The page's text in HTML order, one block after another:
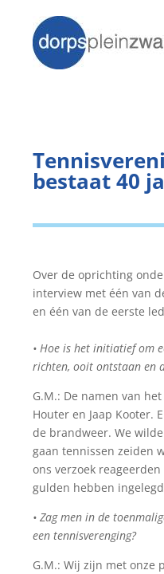
bestaat 40
Over de oprichting
interview met één van
en één van de eerste
• Hoe is het initiatief om
richten, ooit ontstaan en
G.M.: De namen van
Houter en Jaap Kooter.
de brandweer. We
gaan tennissen zeiden
ons verzoek
gulden hebben
• Zag men in de
een tennisverenging?
G.M.: Wij zijn met onze